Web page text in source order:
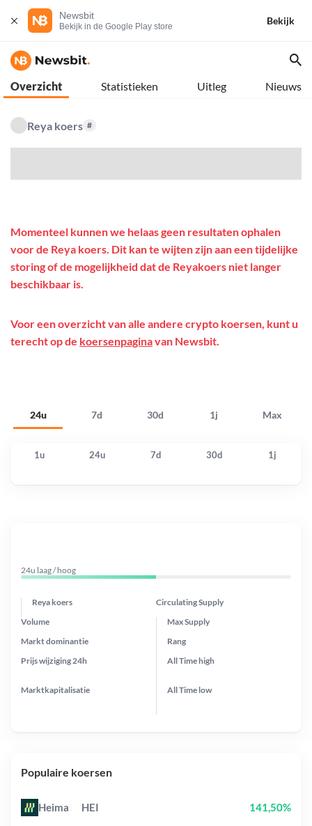
Newsbit
Bekijk in de Google Play store
Bekijk
Overzicht Statistieken Uitleg Nieuws
Reya koers #
24u 7d 30d 1j Max
Momenteel kunnen we helaas geen resultaten ophalen
voor de Reya koers. Dit kan te wijten zijn aan een tijdelijke
storing of de mogelijkheid dat de Reyakoers niet langer
beschikbaar is.
Voor een overzicht van alle andere crypto koersen, kunt u
terecht op de koersenpaginavan Newsbit.
1u 24u 7d 30d 1j
24u laag / hoog
Reya koers Circulating Supply
Prijs wijziging 24h
Max Supply
Markt dominantie
Marktkapitalisatie
Volume
Rang
All Timehigh
All Time low
Populaire koersen
Heima HEI 141,50%